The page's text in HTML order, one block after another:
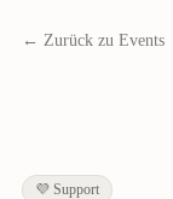
← Zurück zu Events
💜 Support